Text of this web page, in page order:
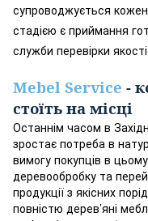
супроводжується
стадією є приймання
служби перевірки
Mebel Service -
стоїть на місці
Останнім часом в
зростає потреба в
вимогу покупців в
деревообробку та
продукції з якісних
повністю дерев’яні